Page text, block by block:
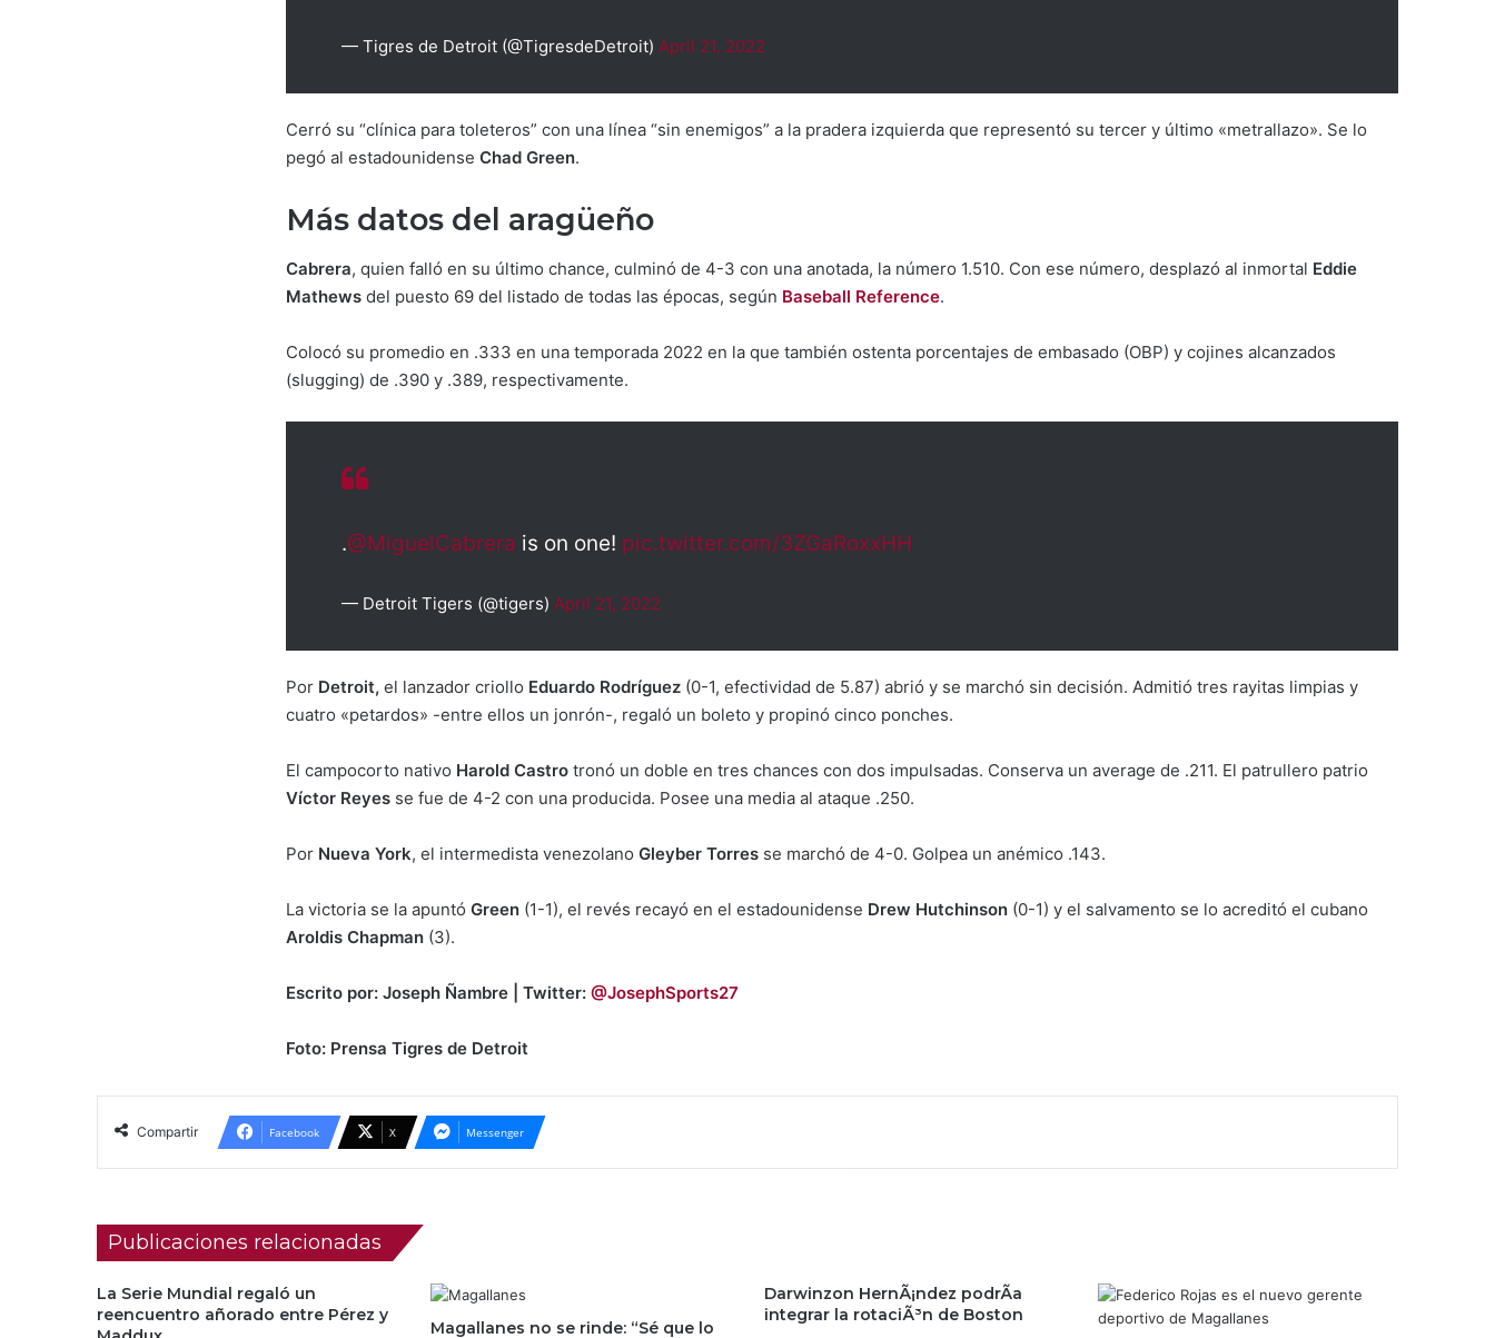
— Tigres de Detroit (@TigresdeDetroit) April 21, 2022
Cerró su “clínica para toleteros” con una línea “sin enemigos” a la pradera izquierda que representó su tercer y último «metrallazo». Se lo
pegó al estadounidense Chad Green.
Más datos del aragüeño
Cabrera, quien falló en su último chance, culminó de 4-3 con una anotada, la número 1.510. Con ese número, desplazó al inmortal Eddie
Mathews del puesto 69 del listado de todas las épocas, según Baseball Reference.
Colocó su promedio en .333 en una temporada 2022 en la que también ostenta porcentajes de embasado (OBP) y cojines alcanzados
(slugging) de .390 y .389, respectivamente.
.@MiguelCabrera is on one! pic.twitter.com/3ZGaRoxxHH
— Detroit Tigers (@tigers) April 21, 2022
Por Detroit, el lanzador criollo Eduardo Rodríguez (0-1, efectividad de 5.87) abrió y se marchó sin decisión. Admitió tres rayitas limpias y
cuatro «petardos» -entre ellos un jonrón-, regaló un boleto y propinó cinco ponches.
El campocorto nativo Harold Castro tronó un doble en tres chances con dos impulsadas. Conserva un average de .211. El patrullero patrio
Víctor Reyes se fue de 4-2 con una producida. Posee una media al ataque .250.
Por Nueva York, el intermedista venezolano Gleyber Torres se marchó de 4-0. Golpea un anémico .143.
La victoria se la apuntó Green (1-1), el revés recayó en el estadounidense Drew Hutchinson (0-1) y el salvamento se lo acreditó el cubano
Aroldis Chapman (3).
Escrito por: Joseph Ñambre | Twitter: @JosephSports27
Foto: Prensa Tigres de Detroit
Compartir Facebook X Messenger
Publicaciones relacionadas
La Serie Mundial regaló un
reencuentro añorado entre Pérez y
Magallanes no se rinde: “Sé que lo
Darwinzon HernÃ¡ndez podrÃ­a
integrar la rotaciÃ³n de Boston